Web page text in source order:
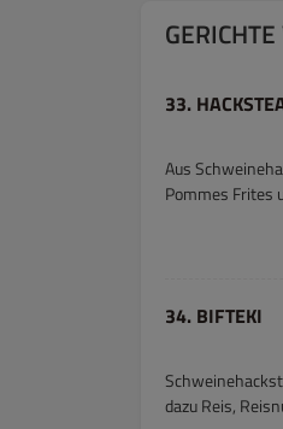
33.
Aus
Pommes Frites
34. BIFTEKI
dazu Reis,